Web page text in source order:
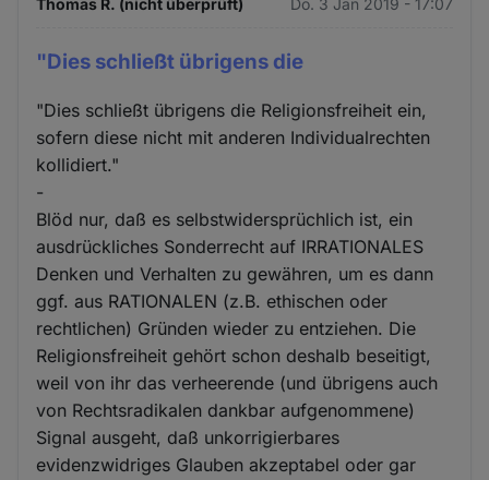
"Dies schließt übrigens die
"Dies schließt übrigens die Religionsfreiheit ein,
sofern diese nicht mit anderen Individualrechten
kollidiert."
-
Blöd nur, daß es selbstwidersprüchlich ist, ein
ausdrückliches Sonderrecht auf IRRATIONALES
Denken und Verhalten zu gewähren, um es dann
ggf. aus RATIONALEN (z.B. ethischen oder
rechtlichen) Gründen wieder zu entziehen. Die
Religionsfreiheit gehört schon deshalb beseitigt,
weil von ihr das verheerende (und übrigens auch
von Rechtsradikalen dankbar aufgenommene)
Signal ausgeht, daß unkorrigierbares
evidenzwidriges Glauben akzeptabel oder gar